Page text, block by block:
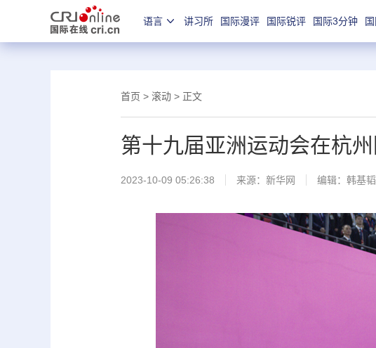
语言 讲习所 国际漫评 国际锐评 国际3分钟
首页 > 滚动 > 正文
第十九届亚洲运动会在杭
2023-10-09 05:26:38 来源： 新华网 编辑：韩基韬